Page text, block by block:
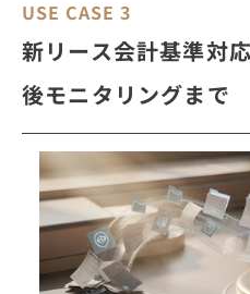
USE CASE 3
新リース会計基準対
後モニタリングまで